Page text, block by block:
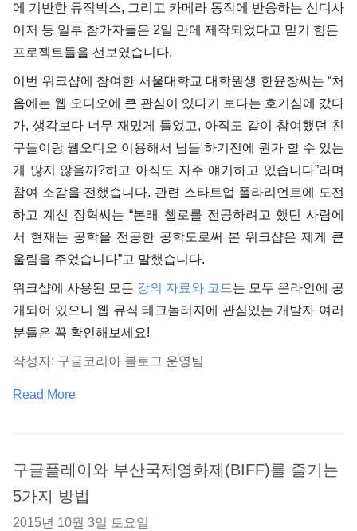
에 기반한 뮤직박스, 그리고 카메라 동작에 반응하는 신디사
이저 등 일부 참가자들은 2일 만에 제작되었다고 믿기 힘든
프로젝트들을 선보였습니다.
이번 워크샵에 참여한 서울대학교 대학원생 한윤창씨는 “처
음에는 웹 오디오에 큰 관심이 있다기 보다는 호기심에 갔다
가, 생각보다 너무 재밌게 들었고, 아직도 같이 참여했던 친
구들이랑 웹오디오 이용해서 남들 하기전에 뭔가 할 수 있는
게 많지 않을까?하고 아직도 자주 얘기하고 있습니다”라며
참여 소감을 전했습니다. 관련 스타트업 폴라리언트에 도전
하고 계신 장혁씨는 “본래 첼로를 전공하려고 했던 사람에
서 현재는 공학을 전공한 공학도로써 본 워크샵은 제게 큰
울림을 주었습니다”고 말했습니다.
워크샵에 사용된 모든 강의 자료와 코드는 모두 온라인에 공
개되어 있으니 웹 뮤직 테크놀러지에 관심있는 개발자 여러
분들은 꼭 확인해보세요!
작성자: 구글코리아 블로그 운영팀
Read More
구글플레이와 부산국제영화제(BIFF)를 즐기는
5가지 방법
2015년 10월 3일 토요일